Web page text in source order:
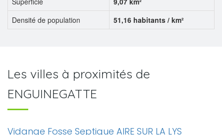
Densité de population
51,16 habitants / km²
Les villes à proximités de
ENGUINEGATTE
Vidange Fosse Septique AIRE SUR LA LYS